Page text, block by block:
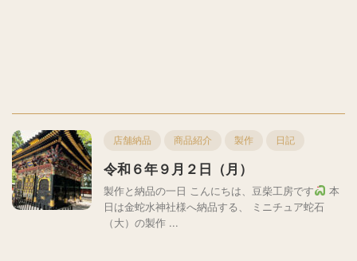
店舗納品 商品紹介 製作 日記
令和６年９月２日（月）
製作と納品の一日 こんにちは、豆柴工房です
本
日は金蛇水神社様へ納品する、 ミニチュア蛇石
（大）の製作 ...